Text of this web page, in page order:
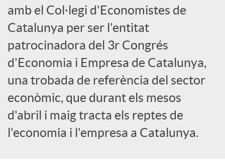
o
c
i
a
l
amb el Col·legi d'Economistes de
Catalunya per ser l'entitat
patrocinadora del 3r Congrés
d'Economia i Empresa de Catalunya,
una trobada de referència del sector
econòmic, que durant els mesos
d'abril i maig tracta els reptes de
l'economia i l'empresa a Catalunya.